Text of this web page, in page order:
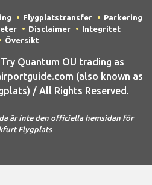
Flygplatstransfer
Parkering
Disclaimer
Integritet
Översikt
Quantum OU trading as
(also known as
/ All Rights Reserved.
är inte den officiella hemsidan för
Flygplats